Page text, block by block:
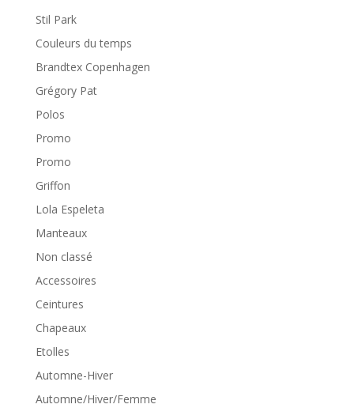
Stil Park
Couleurs du temps
Brandtex Copenhagen
Grégory Pat
Polos
Promo
Promo
Griffon
Lola Espeleta
Manteaux
Non classé
Accessoires
Ceintures
Chapeaux
Etolles
Automne-Hiver
Automne/Hiver/Femme